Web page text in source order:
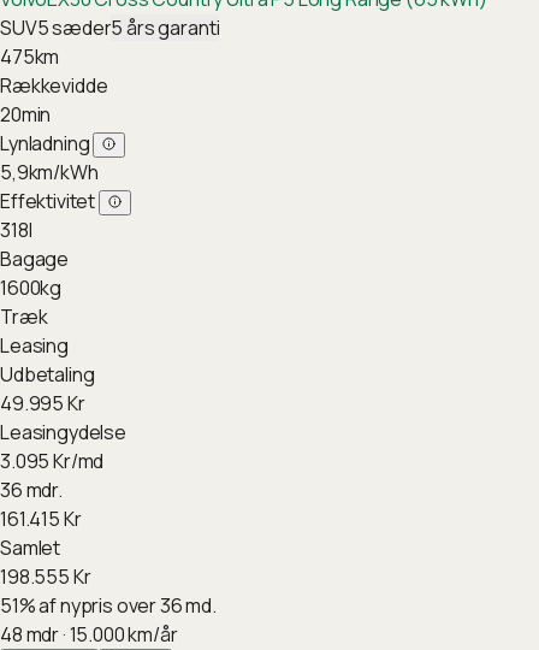
SUV5sæder5års garanti
475km
Rækkevidde
20min
Lynladning
5,9km/kWh
Effektivitet
318l
Bagage
1600kg
Træk
Leasing
Udbetaling
49.995Kr
Leasingydelse
3.095Kr/md
36 mdr.
161.415Kr
Samlet
198.555Kr
51%af nypris over 36 md.
48mdr ·15.000km/år